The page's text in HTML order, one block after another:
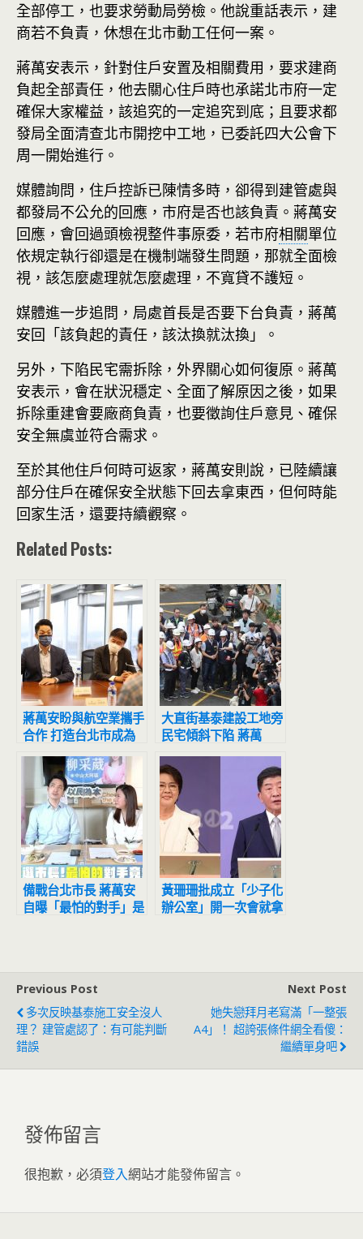
全部停工，也要求勞動局勞檢。他說重話表示，建
商若不負責，休想在北市動工任何一案。
蔣萬安表示，針對住戶安置及相關費用，要求建商
負起全部責任，他去關心住戶時也承諾北市府一定
確保大家權益，該追究的一定追究到底；且要求都
發局全面清查北市開挖中工地，已委託四大公會下
周一開始進行。
媒體詢問，住戶控訴已陳情多時，卻得到建管處與
都發局不公允的回應，市府是否也該負責。蔣萬安
回應，會回過頭檢視整件事原委，若市府相關單位
依規定執行卻還是在機制端發生問題，那就全面檢
視，該怎麼處理就怎麼處理，不寬貸不護短。
媒體進一步追問，局處首長是否要下台負責，蔣萬
安回「該負起的責任，該汰換就汰換」。
另外，下陷民宅需拆除，外界關心如何復原。蔣萬
安表示，會在狀況穩定、全面了解原因之後，如果
拆除重建會要廠商負責，也要徵詢住戶意見、確保
安全無虞並符合需求。
至於其他住戶何時可返家，蔣萬安則說，已陸續讓
部分住戶在確保安全狀態下回去拿東西，但何時能
回家生活，還要持續觀察。
Related Posts:
蔣萬安盼與航空業攜手
合作 打造台北市成為
國際觀光重要城市
大直街基泰建設工地旁
民宅傾斜下陷 蔣萬
安：不排除擴大撤離
備戰台北市長 蔣萬安
自曝「最怕的對手」是
黃珊珊批成立「少子化
辦公室」開一次會就拿
Previous Post
多次反映基泰施工安全沒人
理？ 建管處認了：有可能判斷
錯誤
Next Post
她失戀拜月老寫滿「一整張
A4」！ 超誇張條件網全看傻：
繼續單身吧
發佈留言
很抱歉，必須登入網站才能發佈留言。